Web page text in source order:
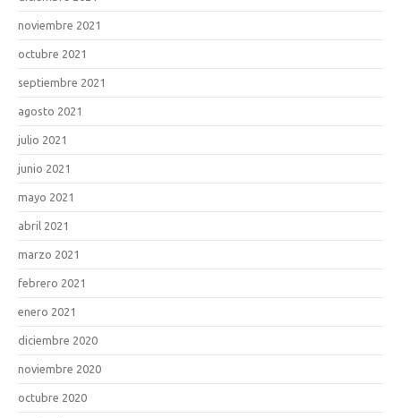
noviembre 2021
octubre 2021
septiembre 2021
agosto 2021
julio 2021
junio 2021
mayo 2021
abril 2021
marzo 2021
febrero 2021
enero 2021
diciembre 2020
noviembre 2020
octubre 2020